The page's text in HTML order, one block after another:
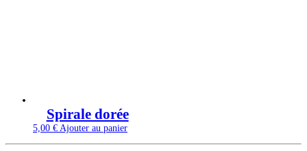
Spirale dorée
5,00 € Ajouter au panier